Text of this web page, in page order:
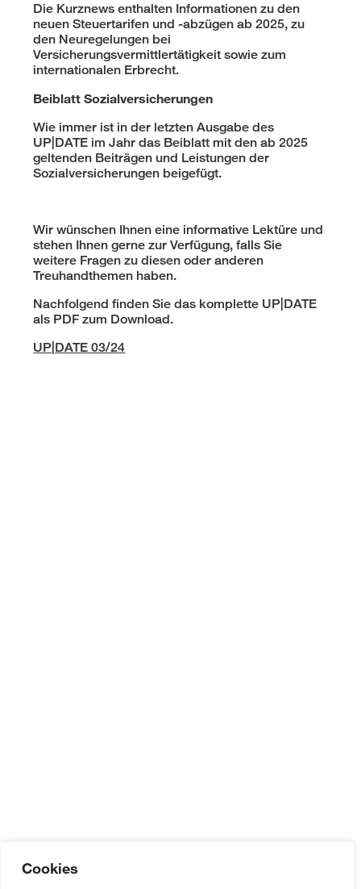
Cookies
Die Kurznews enthalten Informationen zu den
neuen Steuertarifen und -abzügen ab 2025, zu
den Neuregelungen bei
Versicherungsvermittlertätigkeit sowie zum
internationalen Erbrecht.
Beiblatt Sozialversicherungen
Wie immer ist in der letzten Ausgabe des
UP|DATE im Jahr das Beiblatt mit den ab 2025
geltenden Beiträgen und Leistungen der
Sozialversicherungen beigefügt.
Wir wünschen Ihnen eine informative Lektüre und
stehen Ihnen gerne zur Verfügung, falls Sie
weitere Fragen zu diesen oder anderen
Treuhandthemen haben.
Nachfolgend finden Sie das komplette UP|DATE
als PDF zum Download.
UP|DATE 03/24